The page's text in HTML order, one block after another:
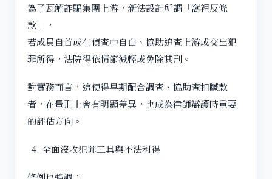
為了瓦解詐騙集團上游，新法設計所謂「窩裡反條
款」，
若成員自首或在偵查中自白、協助追查上游或交出犯
罪所得，法院得依情節減輕或免除其刑。
對實務而言，這使得早期配合調查、協助查扣贓款
者，在量刑上會有明顯差異，也成為律師辯護時重要
的評估方向。
全面沒收犯罪工具與不法利得